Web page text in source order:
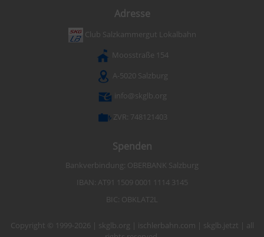
Adresse
Club Salzkammergut Lokalbahn
Moosstraße 154
A-5020 Salzburg
info@skglb.org
ZVR: 748121403
Spenden
Bankverbindung: OBERBANK Salzburg
IBAN: AT91 1509 0001 1114 3145
BIC: OBKLAT2L
Copyright © 1999-2026 | skglb.org | ischlerbahn.com | skglb.jetzt | all